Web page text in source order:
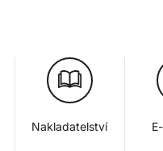
Nakladatelství